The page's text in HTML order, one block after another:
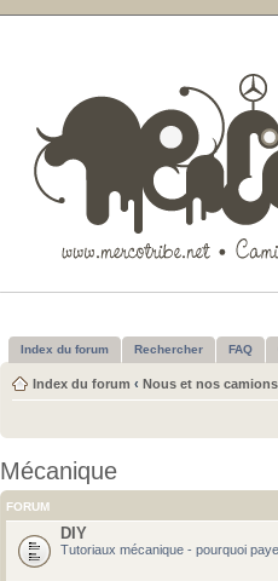
Index du forum Rechercher FAQ
Index du forum ‹ Nous et nos camions
Mécanique
FORUM
DIY
Tutoriaux mécanique - pourquoi